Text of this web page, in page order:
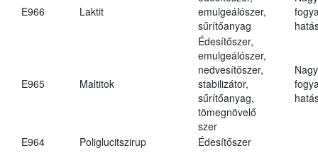
E966 Laktit
emulgeálószer,
sűrítőanyag
E965 Maltitok
Édesítőszer,
emulgeálószer,
nedvesítőszer,
stabilizátor,
sűrítőanyag,
tömegnövelő
szer
E964 Poliglucitszirup
Édesítőszer